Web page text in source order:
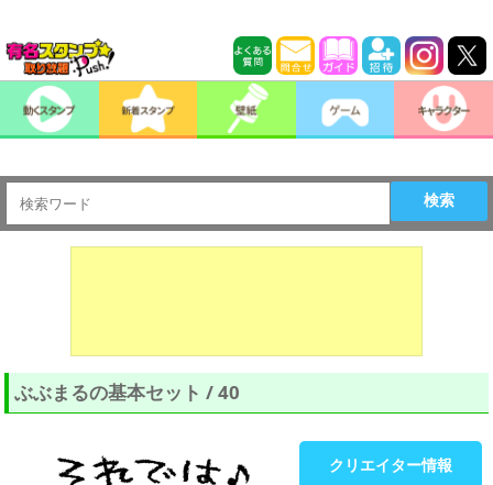
検索
ぶぶまるの基本セット / 40
クリエイター情報